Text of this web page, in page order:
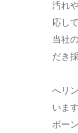
汚れ
応し
当社
だき
へリ
いま
ボー